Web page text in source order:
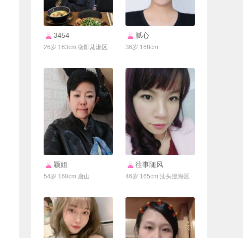
联系Ta
3454
26岁 163cm 衡阳蒸湘区
腻心
36岁 168cm
颖姐
54岁 168cm 唐山
联系Ta
往事随风
46岁 165cm 汕头澄海区